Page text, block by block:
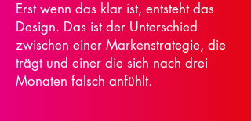
Erst wenn das klar ist, entsteht das
Design. Das ist der Unterschied
zwischen einer Markenstrategie, die
trägt und einer die sich nach drei
Monaten falsch anfühlt.